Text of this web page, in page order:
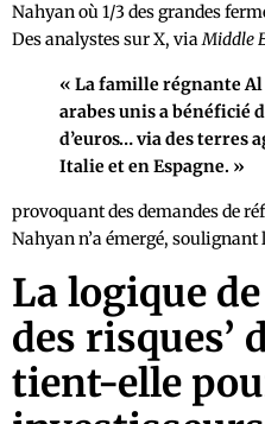
Nahyan où 1/3 des grandes
Des analystes sur X, viaMiddle
« La famille régnante Al
arabes unis a bénéficié
d’euros… via des terres
Italie et en Espagne. »
provoquant des demandes de
Nahyan n’a émergé,
La logique
des risques’
tient-elle